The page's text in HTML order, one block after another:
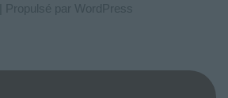
| Propulsé par WordPress